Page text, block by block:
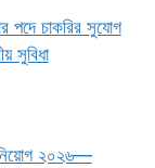
পদে চাকরির সুযোগ
সুবিধা
নিয়োগ ২০২৬—